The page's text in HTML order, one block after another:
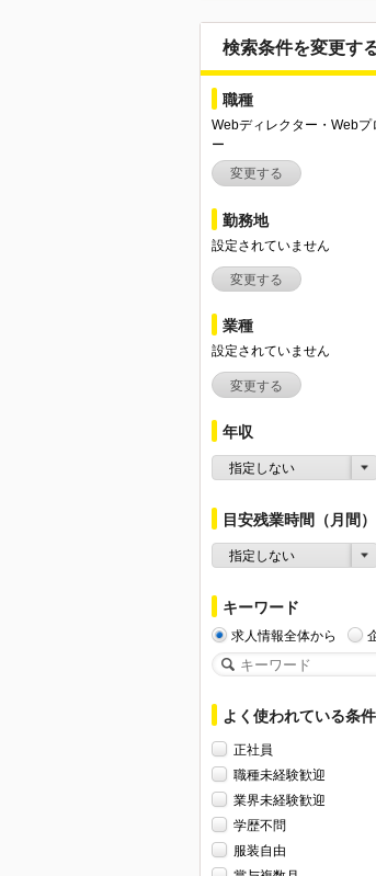
検索条件を変更す
職種
Webディレクター・Webプ
ー
変更する
勤務地
設定されていません
変更する
業種
設定されていません
変更する
年収
指定しない
目安残業時間（月間）
指定しない
キーワード
求人情報全体から
よく使われている条件
正社員
職種未経験歓迎
業界未経験歓迎
学歴不問
服装自由